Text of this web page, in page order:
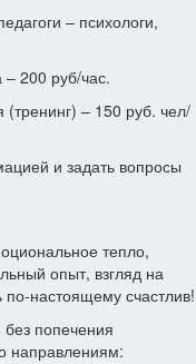
– психологи,
– 200 руб/час.
(тренинг) – 150 руб. чел/
и задать вопросы
тепло,
опыт, взгляд на
настоящему счастлив!
попечения
направлениям: